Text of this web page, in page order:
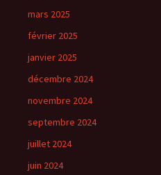
mars 2025
février 2025
janvier 2025
décembre 2024
novembre 2024
septembre 2024
juillet 2024
juin 2024